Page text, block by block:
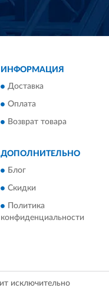
ИНФОРМАЦИЯ
Доставка
Оплата
Возврат товара
ДОПОЛНИТЕЛЬНО
Блог
Скидки
Политика
конфиденциальности
исключительно